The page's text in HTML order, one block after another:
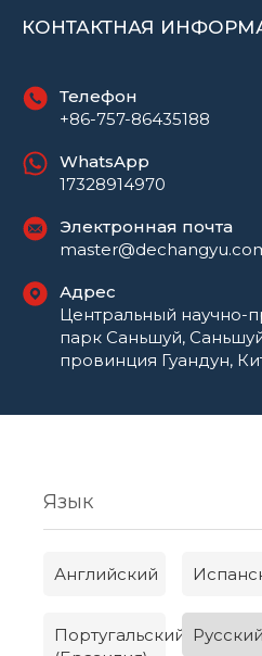
КОНТАКТНАЯ
Телефон
+86-757-86435188
WhatsApp
17328914970
Электронная почта
Адрес
Центральный
парк Саньшуй,
провинция Гуандун,
Язык
Английский
Португальский
Русский